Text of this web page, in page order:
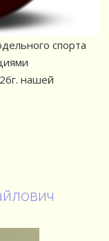
спорта
нашей